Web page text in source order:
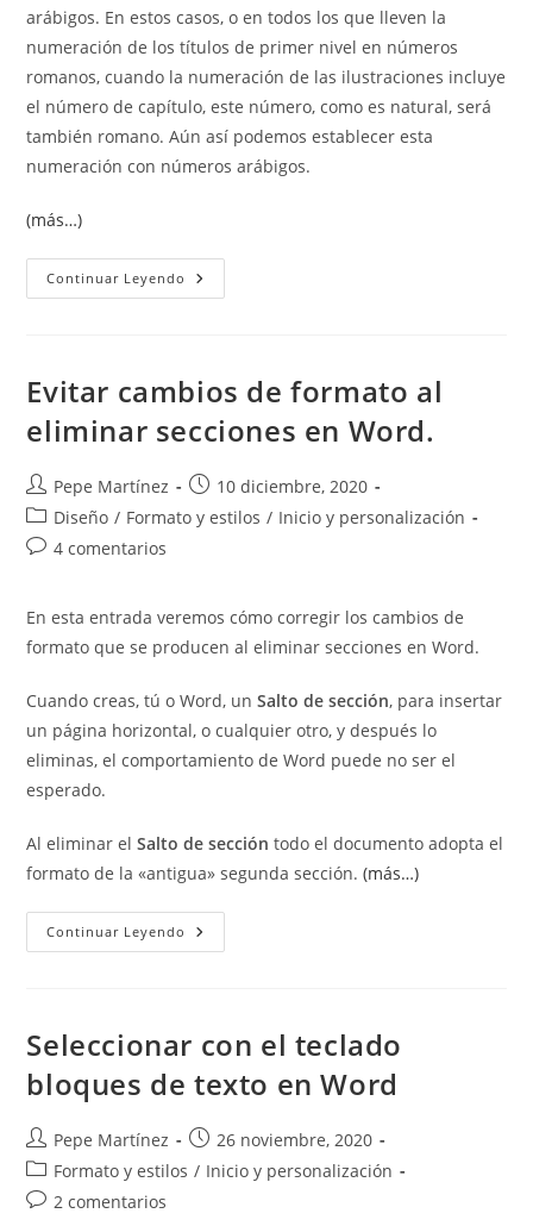
arábigos. En estos casos, o en todos los que lleven la
numeración de los títulos de primer nivel en números
romanos, cuando la numeración de las ilustraciones incluye
el número de capítulo, este número, como es natural, será
también romano. Aún así podemos establecer esta
numeración con números arábigos.
(más…)
Continuar Leyendo Numeración
De
La
De
Títulos
Cuando
El
Número
Del
Título
Evitar cambios de formato al
eliminar secciones en Word.
Autor
de
la
entrada:
Pepe Martínez
Publicación
de
la
10 diciembre, 2020
Categoría
de
Diseño / Formato y estilos / Inicio y personalización
Comentarios
entrada:
4 comentarios
En esta entrada veremos cómo corregir los cambios de
formato que se producen al eliminar secciones en Word.
Cuando creas, tú o Word, unSalto de sección, para insertar
un página horizontal, o cualquier otro, y después lo
eliminas, el comportamiento de Word puede no ser el
esperado.
Al eliminar elSalto de sección todo el documento adopta el
formato de la «antigua» segunda sección.(más…)
Continuar Leyendo Evitar
Cambios
En
Seleccionar con el teclado
bloques de texto en Word
Autor
de
la
entrada:
Pepe Martínez
Publicación
de
26 noviembre, 2020
Categoría
de
Formato y estilos / Inicio y personalización
Comentarios
2 comentarios